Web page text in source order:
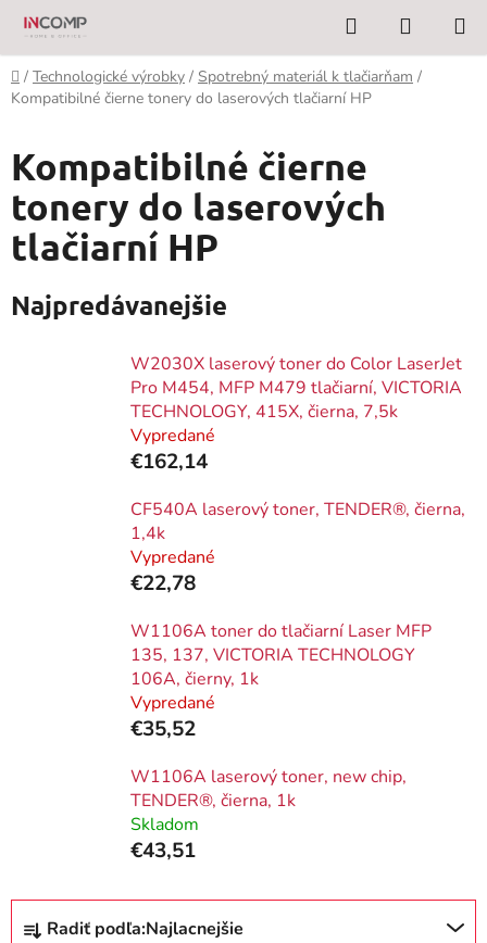
Prejsť
obsah
Hľadať
KOŠÍK
Domov
/ Technologické výrobky / Spotrebný materiál k tlačiarňam /
Kompatibilné čierne tonery do laserových tlačiarní HP
Kompatibilné čierne
tonery do laserových
tlačiarní HP
Najpredávanejšie
W2030X laserový toner do Color LaserJet
Pro M454, MFP M479 tlačiarní, VICTORIA
TECHNOLOGY, 415X, čierna, 7,5k
Vypredané
€162,14
CF540A laserový toner, TENDER®, čierna,
1,4k
Vypredané
€22,78
W1106A toner do tlačiarní Laser MFP
135, 137, VICTORIA TECHNOLOGY
106A, čierny, 1k
Vypredané
€35,52
W1106A laserový toner, new chip,
TENDER®, čierna, 1k
Skladom
€43,51
R
Radiť podľa:Najlacnejšie